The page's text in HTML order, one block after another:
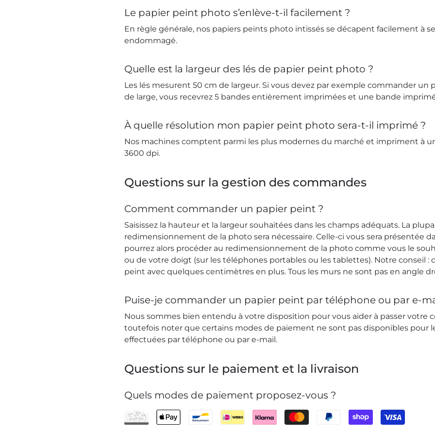
Le papier peint photo s’enlève-t-il facilement ?
En règle générale, nos papiers peints photo intissés se décapent facilement à
endommagé.
Quelle est la largeur des lés de papier peint photo ?
Les lés mesurent 50 cm de largeur. Si vous devez par exemple commander un
de large, vous recevrez 5 bandes entièrement imprimées et une bande
À quelle résolution mon papier peint photo sera-t-il imprimé ?
Nos machines comptent parmi les plus modernes du marché et impriment à
3600 dpi.
Questions sur la gestion des commandes
Comment commander un papier peint ?
Saisissez la hauteur et la largeur souhaitées dans les champs adéquats. La
redimensionnement de la photo sera nécessaire. Celle-ci vous sera présentée
pourrez alors procéder au redimensionnement de la photo comme vous le
ou de votre doigt (sur les téléphones portables ou les tablettes). Notre conseil :
peint avec quelques centimètres en plus. Tous les murs ne sont pas en angle
Puise-je commander un papier peint par téléphone ou par e-
Nous sommes bien entendu à votre disposition pour vous aider à passer votre
toutefois noter que certains modes de paiement ne sont pas disponibles pour
effectuées par téléphone ou par e-mail.
Questions sur le paiement et la livraison
Quels modes de paiement proposez-vous ?